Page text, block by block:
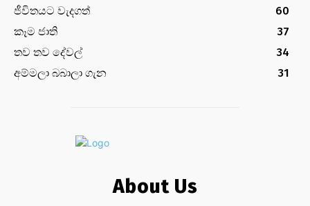
ජීවිතයට වැදගත්
60
කෑම ජාති
37
තව තව දේවල්
34
අම්මලා බබාලා ගැන
31
About Us